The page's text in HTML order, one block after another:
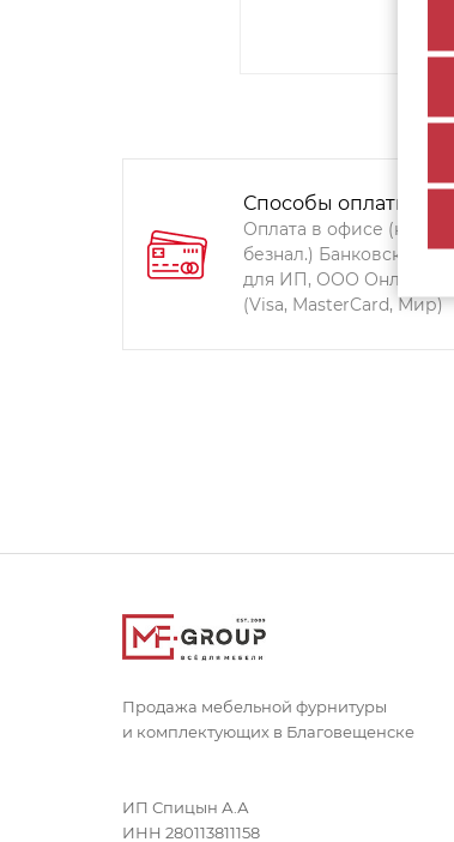
Способы оплаты:
Оплата в офисе
безнал.) Банковский
для ИП, ООО Онлайн-
(Visa, MasterCard, Мир)
Продажа мебельной фурнитуры
и комплектующих в Благовещенске
ИП Спицын А.А
ИНН 280113811158